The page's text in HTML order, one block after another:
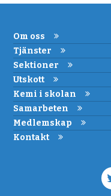
Om oss
Tjänster
Sektioner
Utskott
Kemi i skolan
Samarbeten
Medlemskap
Kontakt